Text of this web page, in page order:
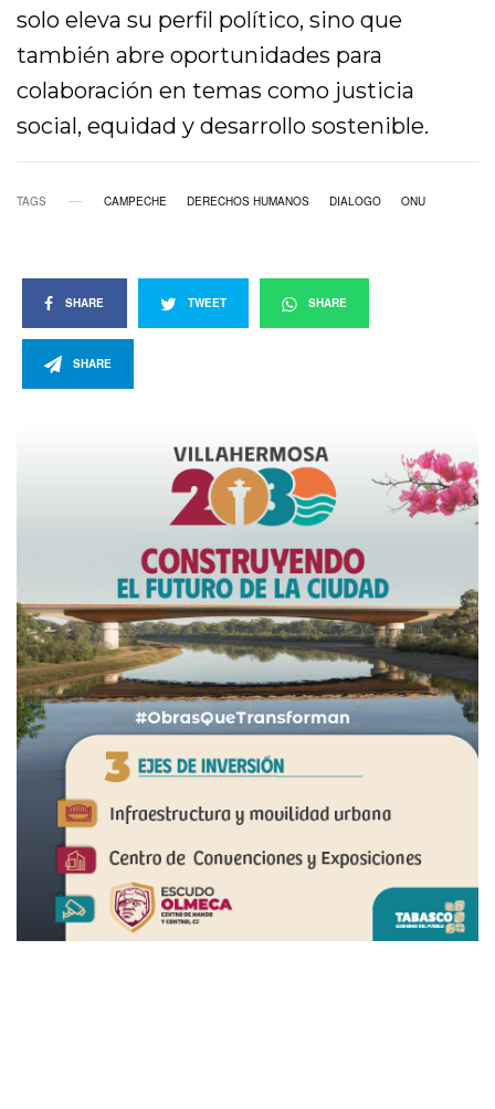
solo eleva su perfil político, sino que
también abre oportunidades para
colaboración en temas como justicia
social, equidad y desarrollo sostenible.
TAGS CAMPECHE DERECHOS HUMANOS DIALOGO ONU
SHARE TWEET SHARE
SHARE